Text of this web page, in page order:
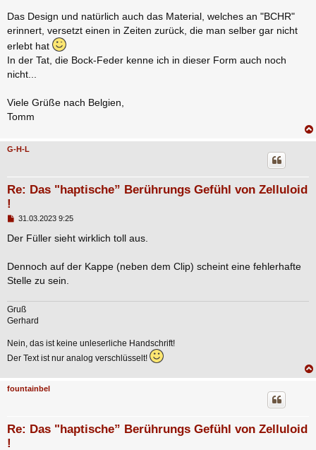
g
Das Design und natürlich auch das Material, welches an "BCHR"
erinnert, versetzt einen in Zeiten zurück, die man selber gar nicht
erlebt hat
In der Tat, die Bock-Feder kenne ich in dieser Form auch noch
nicht...
Viele Grüße nach Belgien,
Tomm
G-H-L
Re: Das "haptische” Berührungs Gefühl von Zelluloid
!
B
i
a
g
31.03.2023 9:25
Der Füller sieht wirklich toll aus.
Dennoch auf der Kappe (neben dem Clip) scheint eine fehlerhafte
Stelle zu sein.
Gruß
Gerhard
Nein, das ist keine unleserliche Handschrift!
Der Text ist nur analog verschlüsselt!
fountainbel
Re: Das "haptische” Berührungs Gefühl von Zelluloid
!